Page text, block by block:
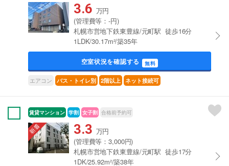
3.6 万円
(管理費等：-円)
札幌市営地下鉄東豊線/元町駅 徒歩16分
1LDK/30.17m²/築35年
空室状況を確認する 無料
エアコン バス・トイレ別 2階以上 ネット接続可
賃貸マンション 学割 女子割 合格前予約可
3.3 万円
(管理費等：3,000円)
札幌市営地下鉄東豊線/元町駅 徒歩17分
1DK/25.92m²/築38年